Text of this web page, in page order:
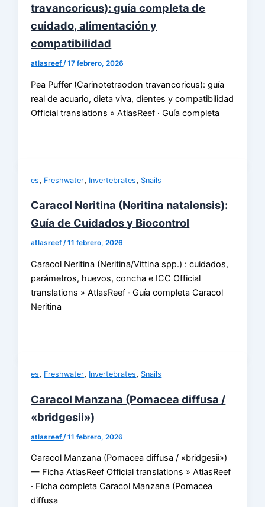
travancoricus): guía completa de
cuidado, alimentación y
compatibilidad
atlasreef/17 febrero, 2026
Pea Puffer (Carinotetraodon travancoricus): guía
real de acuario, dieta viva, dientes y compatibilidad
Official translations » AtlasReef · Guía completa
es, Freshwater, Invertebrates, Snails
Caracol Neritina (Neritina natalensis):
Guía de Cuidados y Biocontrol
atlasreef/11 febrero, 2026
Caracol Neritina (Neritina/Vittina spp.) : cuidados,
parámetros, huevos, concha e ICC Official
translations » AtlasReef · Guía completa Caracol
Neritina
es, Freshwater, Invertebrates, Snails
Caracol Manzana (Pomacea diffusa /
«bridgesii»)
atlasreef /11 febrero, 2026
Caracol Manzana (Pomacea diffusa / «bridgesii»)
— Ficha AtlasReef Official translations » AtlasReef
· Ficha completa Caracol Manzana (Pomacea
diffusa